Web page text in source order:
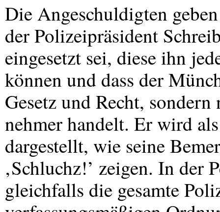
Die Angeschuldigten
der Polizeipräsident
eingesetzt sei, diese ihn
können und dass der
Gesetz und Recht,
nehmer handelt. Er wird
dargestellt, wie seine
‚Schluchz!’ zeigen. In der
gleichfalls die gesamte